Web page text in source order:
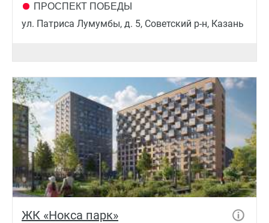
ПРОСПЕКТ ПОБЕДЫ
ул. Патриса Лумумбы, д. 5, Советский р-н, Казань
ЖК «Нокса парк»